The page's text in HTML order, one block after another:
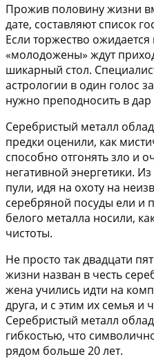
Прожив половину жизни
дате, составляют список
Если торжество
«молодожены» ждут
шикарный стол.
астрологии в один голос
нужно преподносить в
Серебристый металл
предки оценили, как
способно отгонять зло и
негативной энергетики.
пули, идя на охоту на
серебряной посуды ели и
белого металла носили,
чистоты.
Не просто так двадцати
жизни назван в честь
жена учились идти на
друга, и с этим их семья и
Серебристый металл
гибкостью, что
рядом больше 20 лет.